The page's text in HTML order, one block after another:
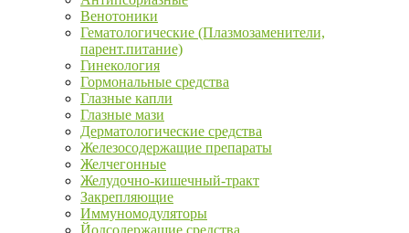
Венотоники
Гематологические (Плазмозаменители,
парент.питание)
Гинекология
Гормональные средства
Глазные капли
Глазные мази
Дерматологические средства
Железосодержащие препараты
Желчегонные
Желудочно-кишечный-тракт
Закрепляющие
Иммуномодуляторы